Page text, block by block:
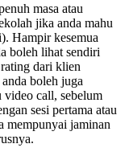
masa atau
jika anda mahu
Hampir kesemua
boleh lihat sendiri
dari klien
boleh juga
video call, sebelum
sesi pertama atau
mempunyai jaminan